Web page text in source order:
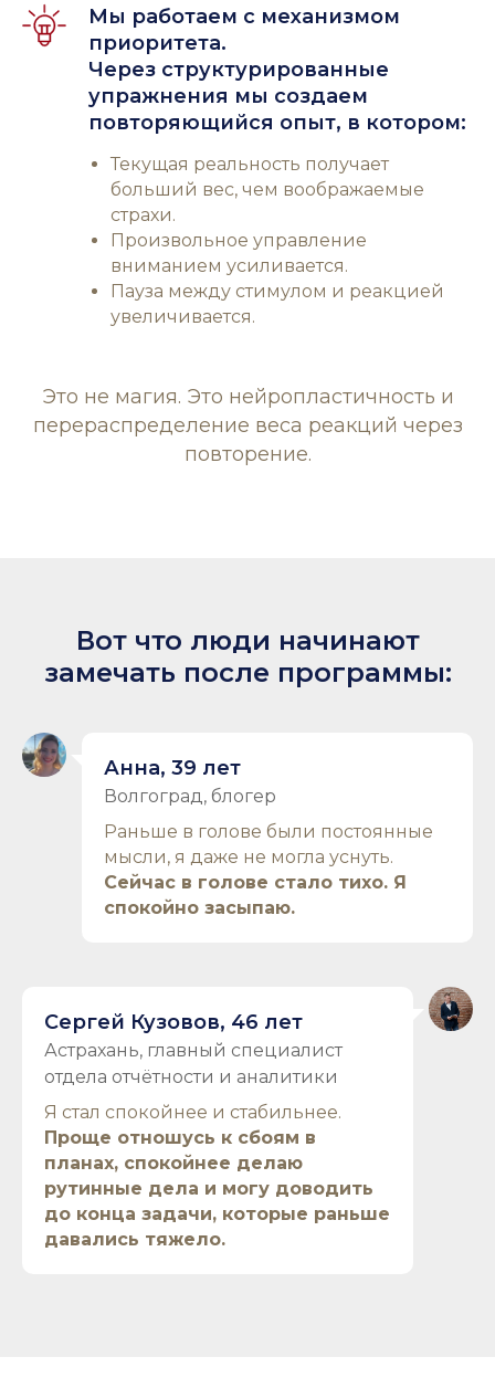
Мы работаем с механизмом
приоритета.
Через структурированные
упражнения мы создаем
повторяющийся опыт, в котором:
Текущая реальность получает
больший вес, чем воображаемые
страхи.
Произвольное управление
вниманием усиливается.
Пауза между стимулом и реакцией
увеличивается.
Это не магия. Это нейропластичность и
перераспределение веса реакций через
повторение.
Вот что люди начинают
замечать после программы:
Анна, 39 лет
Волгоград, блогер
Раньше в голове были постоянные
мысли, я даже не могла уснуть.
Сейчас в голове стало тихо. Я
спокойно засыпаю.
Сергей Кузовов, 46 лет
Астрахань, главный специалист
отдела отчётности и аналитики
Я стал спокойнее и стабильнее.
Проще отношусь к сбоям в
планах, спокойнее делаю
рутинные дела и могу доводить
до конца задачи, которые раньше
давались тяжело.